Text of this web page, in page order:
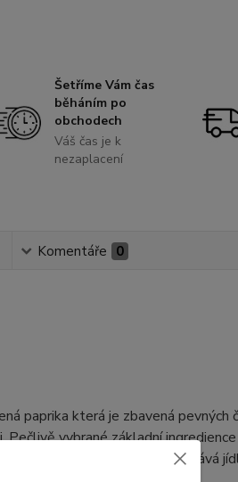
Šetříme Vám čas
běháním po
obchodech
Váš čas je k
nezaplacení
Komentáře 0
paprika která je zbavená pevných
vybrané základní
masům, kromě chuti dává